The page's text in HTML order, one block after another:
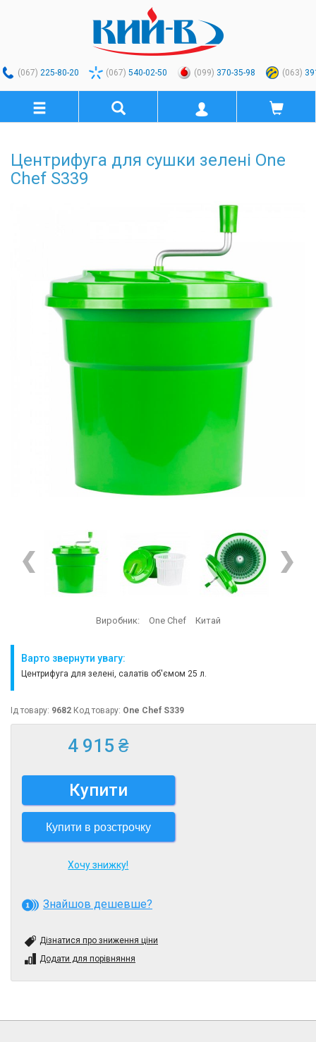
(067) 225-80-20 (067) 540-02-50 (099) 370-35-98 (063)
Центрифуга для сушки зелені One
Chef S339
Виробник: One Chef Китай
Варто звернути увагу:
Центрифуга для зелені, салатів об'ємом 25 л.
Ід товару: 9682 Код товару: One Chef S339
4 915 ₴
Купити
Купити в розстрочку
Хочу знижку!
Знайшов дешевше?
Дізнатися про зниження ціни
Додати для порівняння